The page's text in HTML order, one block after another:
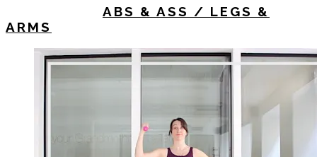
ABS & ASS / LEGS &
ARMS